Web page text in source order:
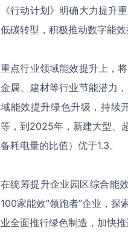
《行动计划》明确大力提升
低碳转型，积极推动数字能效
重点行业领域能效提升上，
金属、建材等行业节能潜力
域能效提升绿色升级，持续
等，到2025年，新建大型、
备耗电量的比值）优于1.3。
在统筹提升企业园区综合能
100家能效“领跑者”企业，
业全面推行绿色制造，加快